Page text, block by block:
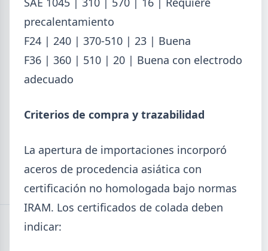
precalentamiento
F24 | 240 | 370-510 | 23 | Buena
F36 | 360 | 510 | 20 | Buena con electrodo
adecuado
Criterios de compra y trazabilidad
La apertura de importaciones incorporó
aceros de procedencia asiática con
certificación no homologada bajo normas
IRAM. Los certificados de colada deben
indicar: